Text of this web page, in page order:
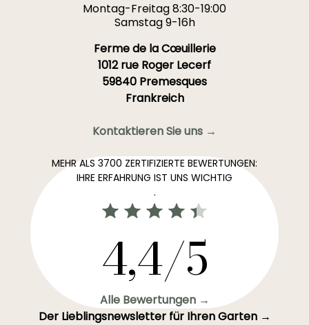
Montag-Freitag 8:30-19:00
Samstag 9-16h
Ferme de la Cœuillerie
1012 rue Roger Lecerf
59840 Premesques
Frankreich
Kontaktieren Sie uns →
MEHR ALS 3700 ZERTIFIZIERTE BEWERTUNGEN:
IHRE ERFAHRUNG IST UNS WICHTIG
.
4,4/5
Alle Bewertungen →
Der Lieblingsnewsletter für Ihren Garten →